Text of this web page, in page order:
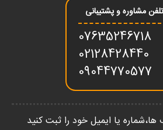
مشاوره و پشتیبانی
07635246718
02128428440
09044770577
یا ایمیل خود را ثبت کنید